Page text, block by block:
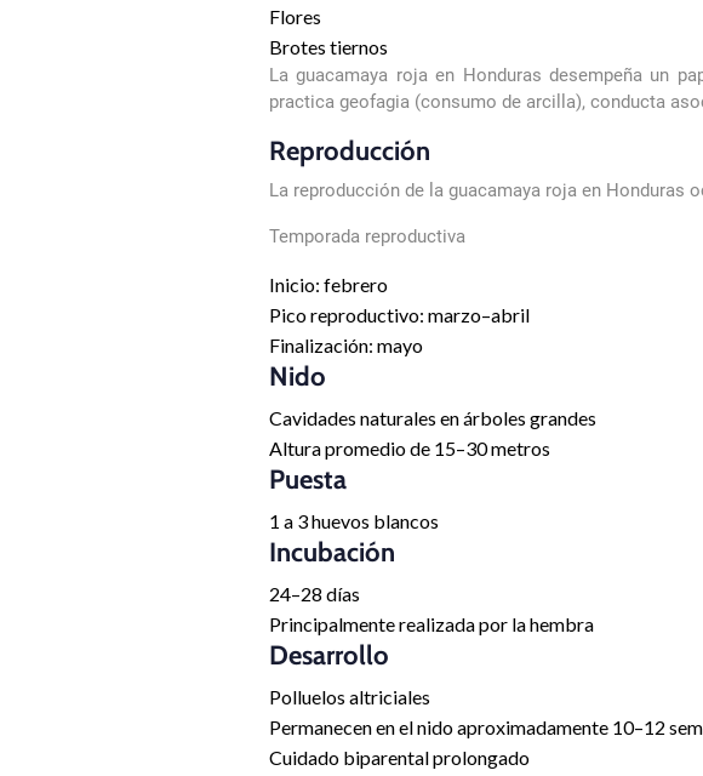
Flores
Brotes tiernos
La guacamaya roja en Honduras desempeña un
practica geofagia (consumo de arcilla), conducta
Reproducción
La reproducción de la guacamaya roja en Honduras
Temporada reproductiva
Inicio: febrero
Pico reproductivo: marzo–abril
Finalización: mayo
Nido
Cavidades naturales en árboles grandes
Altura promedio de 15–30 metros
Puesta
1 a 3 huevos blancos
Incubación
24–28 días
Principalmente realizada por la hembra
Desarrollo
Polluelos altriciales
Permanecen en el nido aproximadamente 10–12
Cuidado biparental prolongado